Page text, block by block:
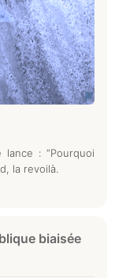
: “Pourquoi
la revoilà.
biaisée